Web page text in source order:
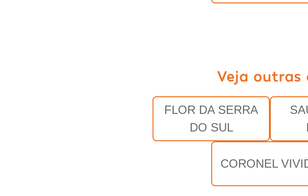
Veja outras
FLOR DA SERRA
DO SUL
CORONEL